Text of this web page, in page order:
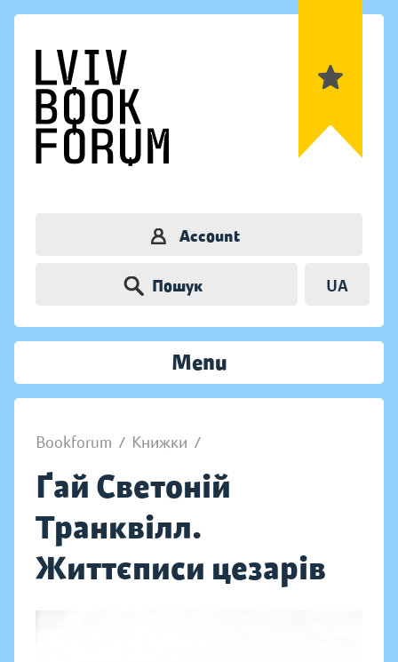
Account
Пошук UA
Menu
Bookforum / Книжки /
Ґай Светоній
Транквілл.
Життєписи цезарів